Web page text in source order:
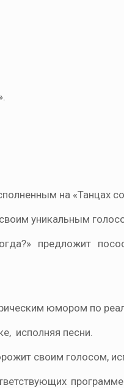
на «Танцах
уникальным
предложит
юмором по
исполняя песни.
своим голосом,